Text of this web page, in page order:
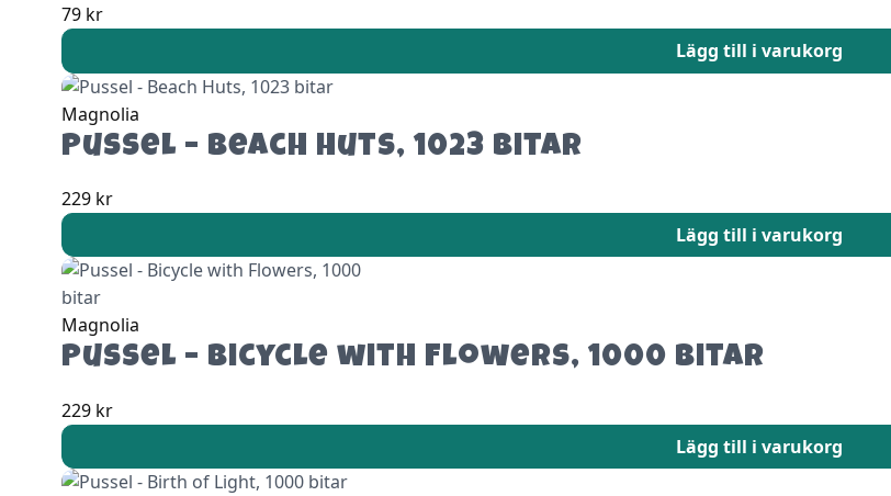
79 kr
Lägg till i varukorg
Magnolia
Pussel – Beach Huts, 1023 bitar
229 kr
Lägg till i varukorg
Magnolia
Pussel – Bicycle with Flowers, 1000 bitar
229 kr
Lägg till i varukorg